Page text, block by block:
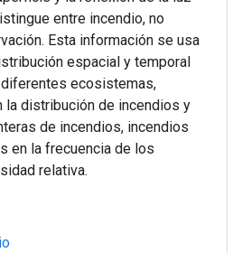
entre incendio, no
Esta información se usa
espacial y temporal
ecosistemas,
la distribución de incendios y
de incendios, incendios
en la frecuencia de los
relativa.